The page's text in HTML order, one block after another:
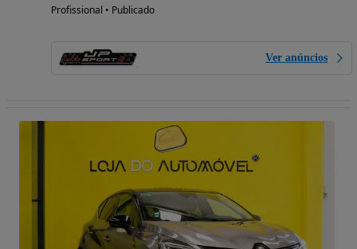
Profissional • Publicado
Ver anúncios